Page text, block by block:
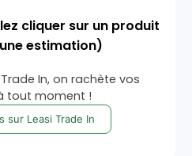
cliquer sur un produit
estimation)
In, on rachète vos
tout moment !
sur Leasi Trade In